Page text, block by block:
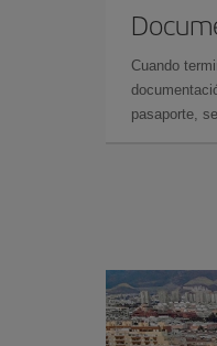
Cuando
pasaporte,